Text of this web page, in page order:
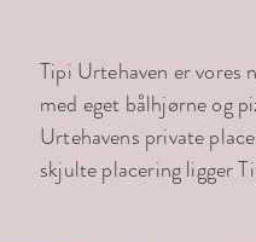
Tipi Urtehaven er
med eget bålhjørne og
Urtehavens private
skjulte placering ligger